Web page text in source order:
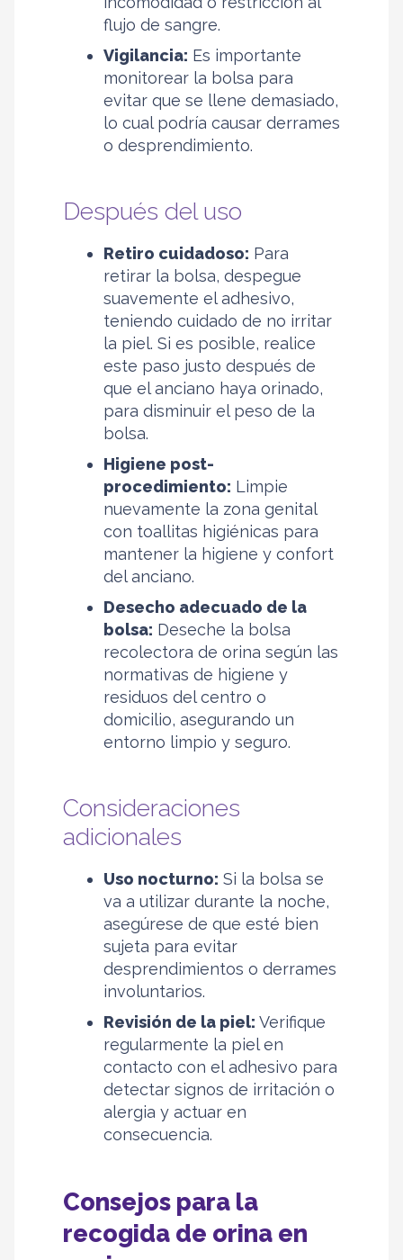
flujo de sangre.
Vigilancia: Es importante
monitorear la bolsa para
evitar que se llene demasiado,
lo cual podría causar derrames
o desprendimiento.
Después del uso
Retiro cuidadoso: Para
retirar la bolsa, despegue
suavemente el adhesivo,
teniendo cuidado de no irritar
la piel. Si es posible, realice
este paso justo después de
que el anciano haya orinado,
para disminuir el peso de la
bolsa.
Higiene post-
procedimiento: Limpie
nuevamente la zona genital
con toallitas higiénicas para
mantener la higiene y confort
del anciano.
Desecho adecuado de la
bolsa: Deseche la bolsa
recolectora de orina según las
normativas de higiene y
residuos del centro o
domicilio, asegurando un
entorno limpio y seguro.
Consideraciones
adicionales
Uso nocturno: Si la bolsa se
va a utilizar durante la noche,
asegúrese de que esté bien
sujeta para evitar
desprendimientos o derrames
involuntarios.
Revisión de la piel: Verifique
regularmente la piel en
contacto con el adhesivo para
detectar signos de irritación o
alergia y actuar en
consecuencia.
Consejos para la
recogida de orina en